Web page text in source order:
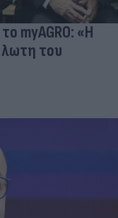
myAGRO: «Η
του